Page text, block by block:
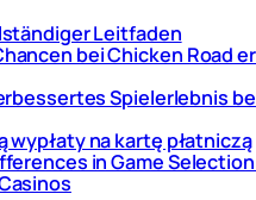
Leitfaden
bei Chicken Road
Spielerlebnis
wypłaty na kartę płatniczą
in Game